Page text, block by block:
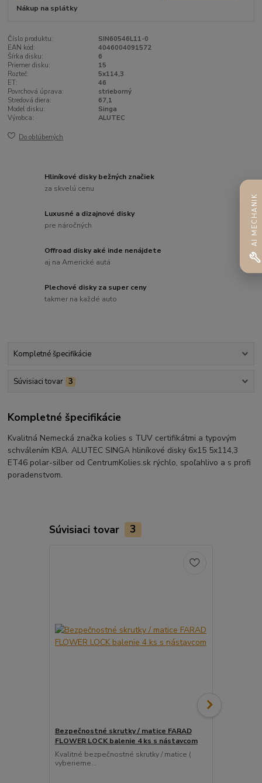
Nákup na splátky
Číslo produktu:
SIN60546L11-0
EAN kód:
4046004091572
Šírka disku:
6
Priemer disku:
15
Rozteč:
5x114,3
ET:
46
Povrchová úprava:
strieborný
Stredová diera:
67,1
Model disku:
Singa
Výrobca:
ALUTEC
Do obľúbených
Hliníkové disky bežných značiek
za skvelú cenu
Luxusné a dizajnové disky
pre náročných
Offroad disky aké inde nenájdete
aj na Americké autá
Plechové disky za super ceny
takmer na každé auto
Kompletné špecifikácie
Súvisiaci tovar 3
Kompletné špecifikácie
Kvalitná Nemecká značka kolies s TUV certifikátmi a typovým
schválením KBA. ALUTEC SINGA hliníkové disky 6x15 5x114,3
ET46 polar-silber od CentrumKolies.sk rýchlo, spoľahlivo a s profi
poradenstvom.
Súvisiaci tovar 3
Bezpečnostné skrutky / matice FARAD
FLOWER LOCK balenie 4 ks s nástavcom
Kvalitné bezpečnostné skrutky / matice (
vyberieme...
AI MECHANIK